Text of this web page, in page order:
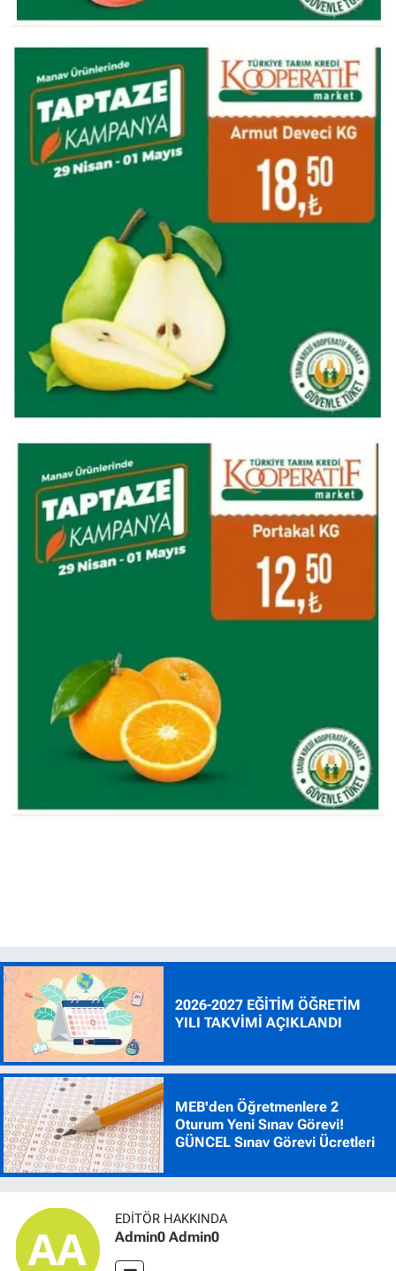
2026-2027 EĞİTİM ÖĞRETİM
YILI TAKVİMİ AÇIKLANDI
MEB'den Öğretmenlere 2
Oturum Yeni Sınav Görevi!
GÜNCEL Sınav Görevi Ücretleri
EDITÖR HAKKINDA
Admin0 Admin0